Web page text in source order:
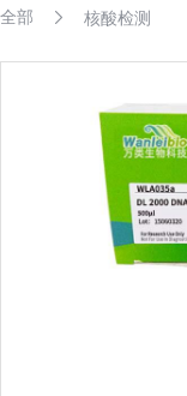
全部 核酸检测